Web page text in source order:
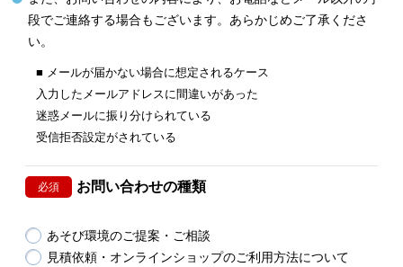
段でご連絡する場合もございます。あらかじめご了承くださ
い。
■ メールが届かない場合に想定されるケース
入力したメールアドレスに間違いがあった
迷惑メールに振り分けられている
受信拒否設定がされている
必須 お問い合わせの種類
あそび環境のご提案・ご相談
見積依頼・オンラインショップのご利用方法について